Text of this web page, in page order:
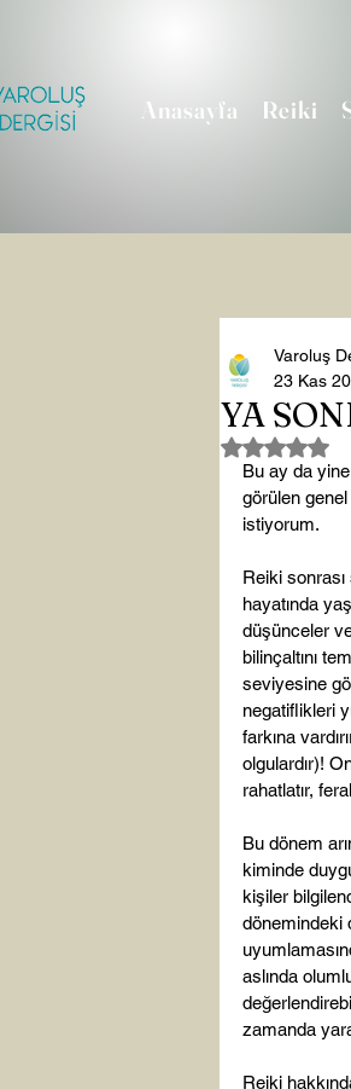
Anasayfa Reiki
YA
Varoluş
23 Kas
5
Bu ay da
görülen
istiyorum.
Reiki
hayatında
düşünceler
bilinçaltını
seviyesine
negatiflikleri
farkına
olgulardır)!
rahatlatır,
Bu dönem
kiminde
kişiler
dönemindeki
aslında
zamanda
Reiki